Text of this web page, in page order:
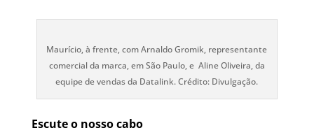
Maurício, à frente, com Arnaldo Gromik, representante
comercial da marca, em São Paulo, e Aline Oliveira, da
equipe de vendas da Datalink. Crédito: Divulgação.
Escute o nosso cabo